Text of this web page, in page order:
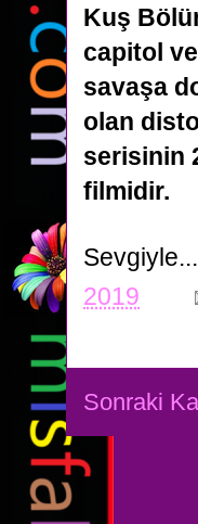
Kuş
capitol ve
savaşa
olan
serisinin
filmidir.
Sevgiyle...
2019
Sonraki